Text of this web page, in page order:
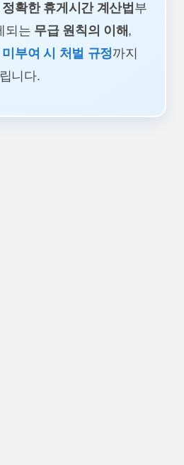
정확한 휴게시간 계산법 부
되는 무급 원칙의 이해 ,
부여 시 처벌 규정까지
니다.